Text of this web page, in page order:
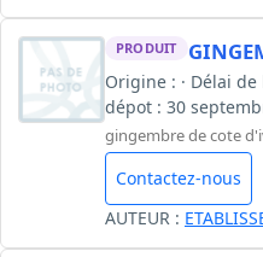
PRODUIT
Origine : · Délai
dépot : 30
gingembre de cote
Contactez-nous
AUTEUR :